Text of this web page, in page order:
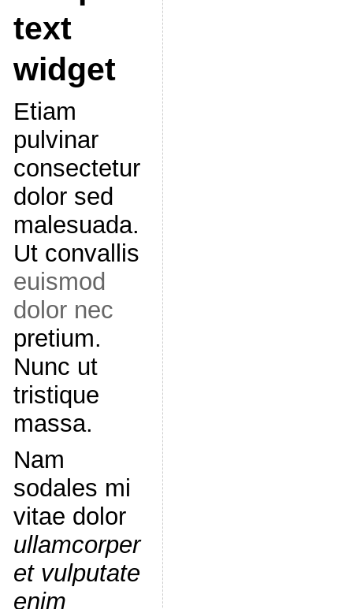
text
widget
Etiam
pulvinar
consectetur
dolor sed
malesuada.
Ut convallis
euismod
dolor nec
pretium.
Nunc ut
tristique
massa.
Nam
sodales mi
vitae dolor
ullamcorper
et vulputate
enim